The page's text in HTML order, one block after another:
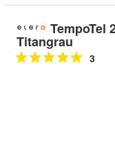
TempoTel
Titangrau
3